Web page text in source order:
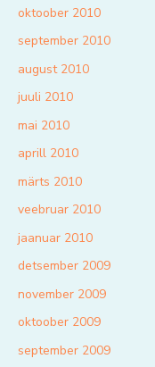
oktoober 2010
september 2010
august 2010
juuli 2010
mai 2010
aprill 2010
märts 2010
veebruar 2010
jaanuar 2010
detsember 2009
november 2009
oktoober 2009
september 2009